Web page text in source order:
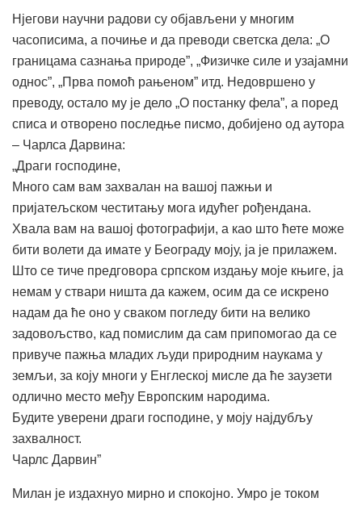
Нјегови научни радови су објављени у многим
часописима, а почиње и да преводи светска дела: „О
границама сазнања природе”, „Физичке силе и узајамни
однос”, „Прва помоћ рањеном” итд. Недовршено у
преводу, остало му је дело „О постанку фела”, а поред
списа и отворено последње писмо, добијено од аутора
– Чарлса Дарвина:
„Драги господине,
Много сам вам захвалан на вашој пажњи и
пријатељском честитању мога идућег рођендана.
Хвала вам на вашој фотографији, а као што ћете може
бити волети да имате у Београду моју, ја је прилажем.
Што се тиче предговора српском издању моје књиге, ја
немам у ствари ништа да кажем, осим да се искрено
надам да ће оно у сваком погледу бити на велико
задовољство, кад помислим да сам припомогао да се
привуче пажња младих људи природним наукама у
земљи, за коју многи у Енглеској мисле да ће заузети
одлично место међу Европским народима.
Будите уверени драги господине, у моју најдубљу
захвалност.
Чарлс Дарвин”
Милан је издахнуо мирно и спокојно. Умро је током